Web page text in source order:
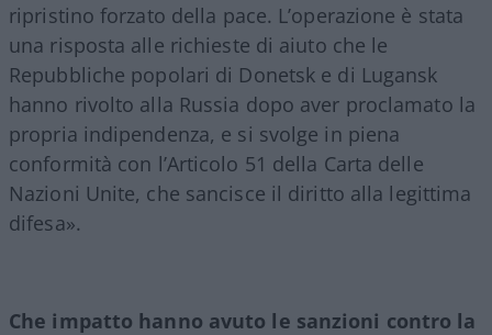
ripristino forzato della pace. L’operazione è stata
una risposta alle richieste di aiuto che le
Repubbliche popolari di Donetsk e di Lugansk
hanno rivolto alla Russia dopo aver proclamato la
propria indipendenza, e si svolge in piena
conformità con l’Articolo 51 della Carta delle
Nazioni Unite, che sancisce il diritto alla legittima
difesa».
Che impatto hanno avuto le sanzioni contro la